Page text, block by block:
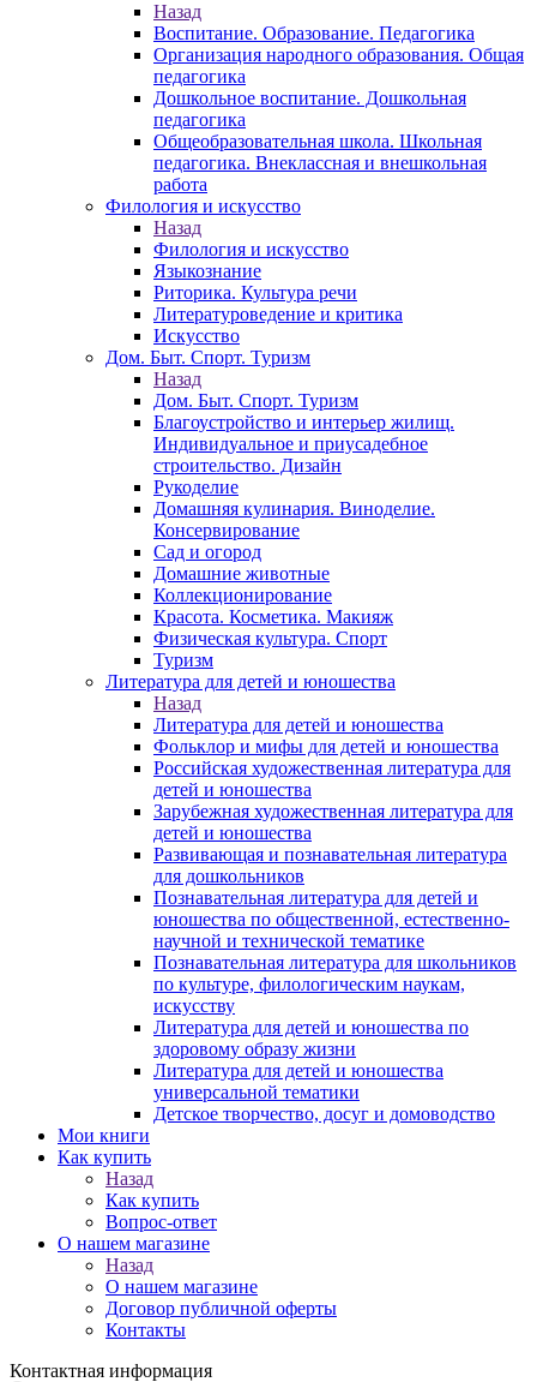
Назад
Воспитание. Образование. Педагогика
Организация народного образования. Общая
педагогика
Дошкольное воспитание. Дошкольная
педагогика
Общеобразовательная школа. Школьная
педагогика. Внеклассная и внешкольная
работа
Филология и искусство
Назад
Филология и искусство
Языкознание
Риторика. Культура речи
Литературоведение и критика
Искусство
Дом. Быт. Спорт. Туризм
Назад
Дом. Быт. Спорт. Туризм
Благоустройство и интерьер жилищ.
Индивидуальное и приусадебное
строительство. Дизайн
Рукоделие
Домашняя кулинария. Виноделие.
Консервирование
Сад и огород
Домашние животные
Коллекционирование
Красота. Косметика. Макияж
Физическая культура. Спорт
Туризм
Литература для детей и юношества
Назад
Литература для детей и юношества
Фольклор и мифы для детей и юношества
Российская художественная литература для
детей и юношества
Зарубежная художественная литература для
детей и юношества
Развивающая и познавательная литература
для дошкольников
Познавательная литература для детей и
юношества по общественной, естественно-
научной и технической тематике
Познавательная литература для школьников
по культуре, филологическим наукам,
искусству
Литература для детей и юношества по
здоровому образу жизни
Литература для детей и юношества
универсальной тематики
Детское творчество, досуг и домоводство
Мои книги
Как купить
Назад
Как купить
Вопрос-ответ
О нашем магазине
Назад
О нашем магазине
Договор публичной оферты
Контакты
Контактная информация